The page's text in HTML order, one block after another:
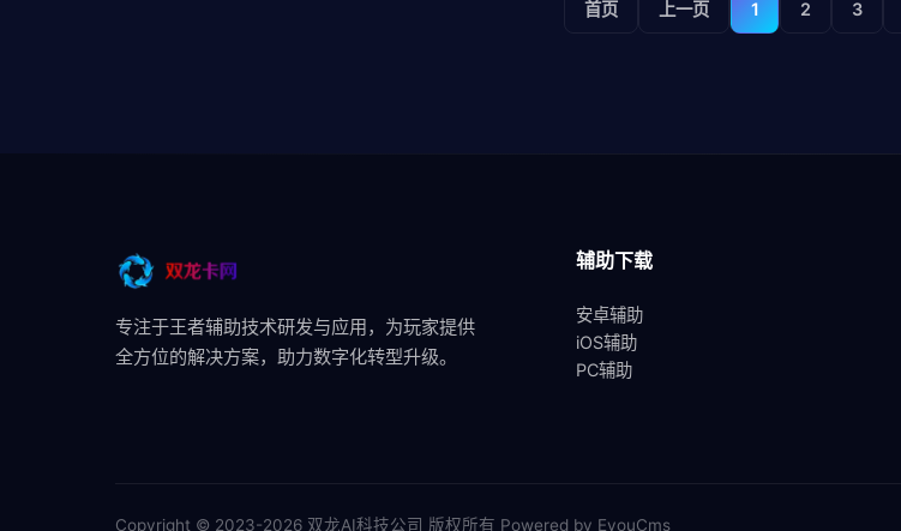
首页 上一页 1 2 3
专注于王者辅助技术研发与应用，为玩家提供
全方位的解决方案，助力数字化转型升级。
辅助下载
安卓辅助
iOS辅助
PC辅助
Copyright © 2023-2026 双龙AI科技公司 版权所有 Powered by EyouCms